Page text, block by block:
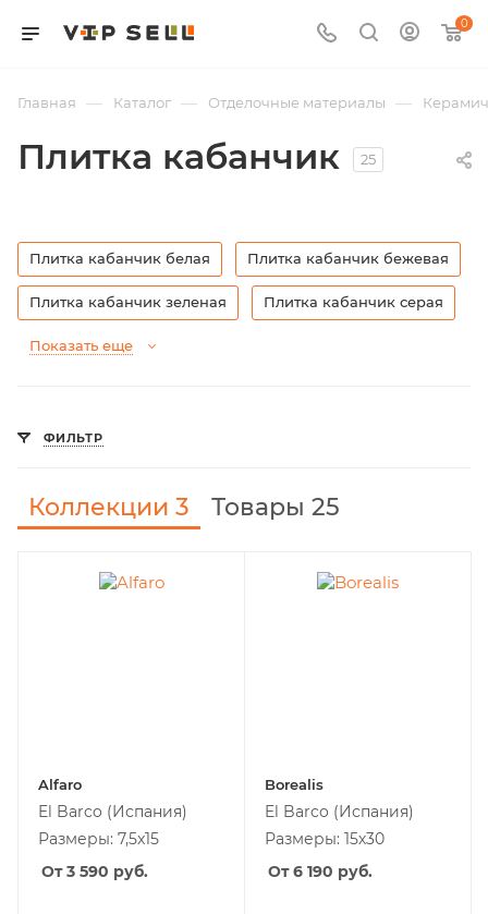
0
Главная — Каталог — Отделочные материалы —
Плитка кабанчик 25
Плитка кабанчик белая Плитка кабанчик бежевая
Плитка кабанчик зеленая Плитка кабанчик серая
Показать еще
ФИЛЬТР
Коллекции 3 Товары 25
Alfaro
El Barco (Испания)
Размеры: 7,5x15
От 3 590 руб.
Borealis
El Barco (Испания)
Размеры: 15х30
От 6 190 руб.